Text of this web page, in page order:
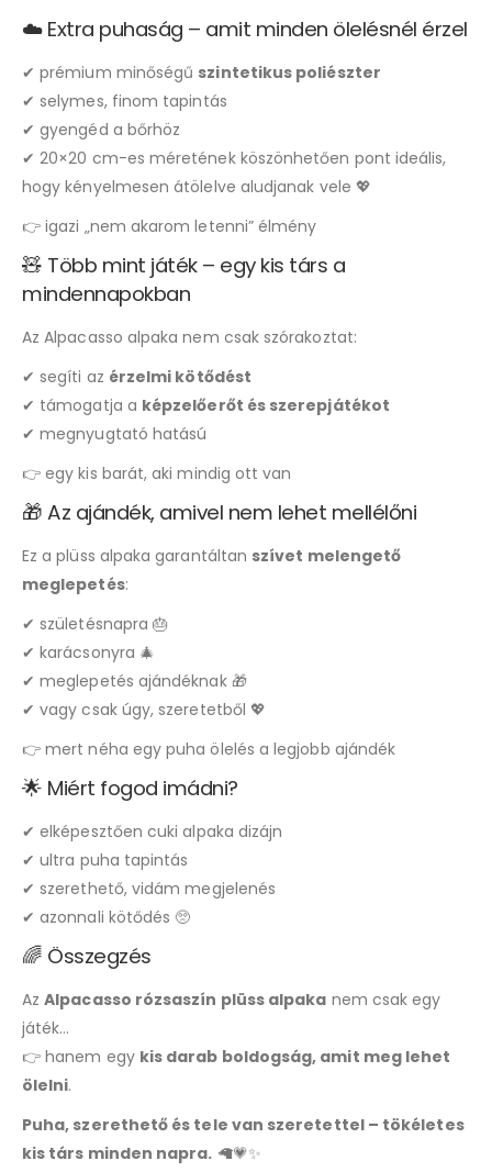
☁️ Extra puhaság – amit minden ölelésnél érzel
✔ prémium minőségű szintetikus poliészter
✔ selymes, finom tapintás
✔ gyengéd a bőrhöz
✔ 20×20 cm-es méretének köszönhetően pont ideális,
hogy kényelmesen átölelve aludjanak vele 💖
👉 igazi „nem akarom letenni” élmény
🧸 Több mint játék – egy kis társ a
mindennapokban
Az Alpacasso alpaka nem csak szórakoztat:
✔ segíti az érzelmi kötődést
✔ támogatja a képzelőerőt és szerepjátékot
✔ megnyugtató hatású
👉 egy kis barát, aki mindig ott van
🎁 Az ajándék, amivel nem lehet mellélőni
Ez a plüss alpaka garantáltan szívet melengető
meglepetés:
✔ születésnapra 🎂
✔ karácsonyra 🎄
✔ meglepetés ajándéknak 🎁
✔ vagy csak úgy, szeretetből 💖
👉 mert néha egy puha ölelés a legjobb ajándék
🌟 Miért fogod imádni?
✔ elképesztően cuki alpaka dizájn
✔ ultra puha tapintás
✔ szerethető, vidám megjelenés
✔ azonnali kötődés 🥺
🌈 Összegzés
AzAlpacasso rózsaszín plüss alpaka nem csak egy
játék…
👉 hanem egy kis darab boldogság, amit meg lehet
ölelni.
Puha, szerethető és tele van szeretettel – tökéletes
kis társ minden napra. 🦙💗✨